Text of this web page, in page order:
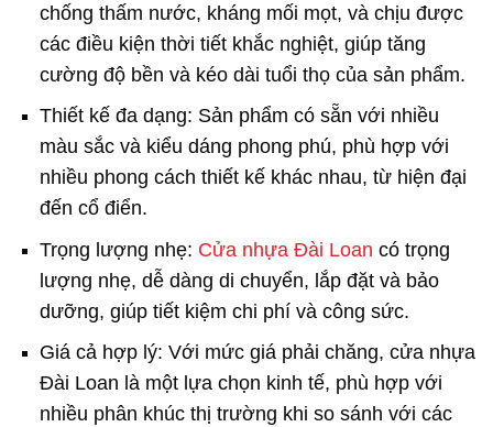
chống thấm nước, kháng mối mọt, và chịu được
các điều kiện thời tiết khắc nghiệt, giúp tăng
cường độ bền và kéo dài tuổi thọ của sản phẩm.
Thiết kế đa dạng: Sản phẩm có sẵn với nhiều
màu sắc và kiểu dáng phong phú, phù hợp với
nhiều phong cách thiết kế khác nhau, từ hiện đại
đến cổ điển.
Trọng lượng nhẹ: Cửa nhựa Đài Loan có trọng
lượng nhẹ, dễ dàng di chuyển, lắp đặt và bảo
dưỡng, giúp tiết kiệm chi phí và công sức.
Giá cả hợp lý: Với mức giá phải chăng, cửa nhựa
Đài Loan là một lựa chọn kinh tế, phù hợp với
nhiều phân khúc thị trường khi so sánh với các